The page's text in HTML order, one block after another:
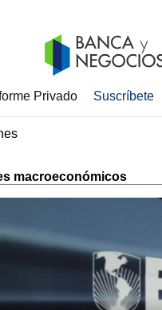
Privado Suscríbete
macroeconómicos